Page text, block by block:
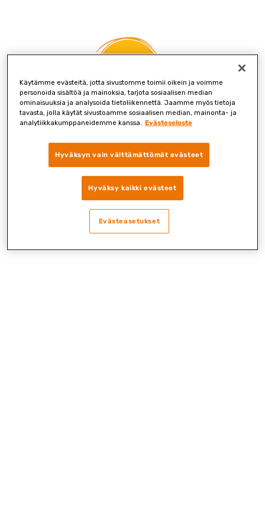
Virhe tilauksen käsittelyssä.
Yritä uudelleen.
Käytämme evästeitä, jotta sivustomme toimii oikein ja voimme
personoida sisältöä ja mainoksia, tarjota sosiaalisen median
ominaisuuksia ja analysoida tietoliikennettä. Jaamme myös tietoja
tavasta, jolla käytät sivustoamme sosiaalisen median, mainonta- ja
analytiikkakumppaneidemme kanssa. Evästeseloste
Hyväksyn vain välttämättömät evästeet
Hyväksy kaikki evästeet
Evästeasetukset